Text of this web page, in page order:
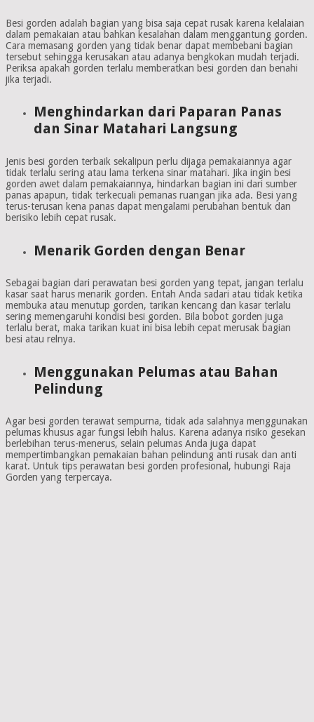
Besi gorden adalah bagian yang bisa saja cepat rusak karena kelalaian
dalam pemakaian atau bahkan kesalahan dalam menggantung gorden.
Cara memasang gorden yang tidak benar dapat membebani bagian
tersebut sehingga kerusakan atau adanya bengkokan mudah terjadi.
Periksa apakah gorden terlalu memberatkan besi gorden dan benahi
jika terjadi.
Menghindarkan dari Paparan Panas
dan Sinar Matahari Langsung
Jenis besi gorden terbaik sekalipun perlu dijaga pemakaiannya agar
tidak terlalu sering atau lama terkena sinar matahari. Jika ingin besi
gorden awet dalam pemakaiannya, hindarkan bagian ini dari sumber
panas apapun, tidak terkecuali pemanas ruangan jika ada. Besi yang
terus-terusan kena panas dapat mengalami perubahan bentuk dan
berisiko lebih cepat rusak.
Menarik Gorden dengan Benar
Sebagai bagian dari perawatan besi gorden yang tepat, jangan terlalu
kasar saat harus menarik gorden. Entah Anda sadari atau tidak ketika
membuka atau menutup gorden, tarikan kencang dan kasar terlalu
sering memengaruhi kondisi besi gorden. Bila bobot gorden juga
terlalu berat, maka tarikan kuat ini bisa lebih cepat merusak bagian
besi atau relnya.
Menggunakan Pelumas atau Bahan
Pelindung
Agar besi gorden terawat sempurna, tidak ada salahnya menggunakan
pelumas khusus agar fungsi lebih halus. Karena adanya risiko gesekan
berlebihan terus-menerus, selain pelumas Anda juga dapat
mempertimbangkan pemakaian bahan pelindung anti rusak dan anti
karat. Untuk tips perawatan besi gorden profesional, hubungi Raja
Gorden yang terpercaya.